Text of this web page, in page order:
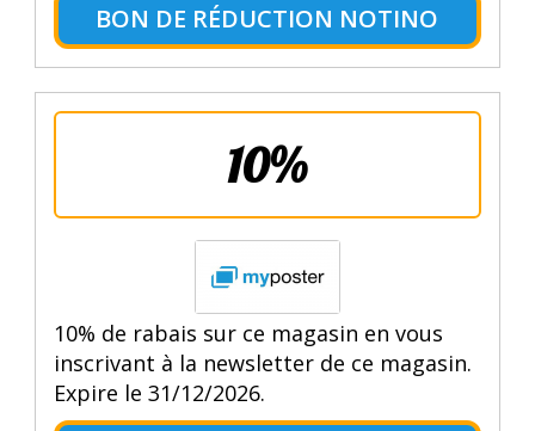
BON DE RÉDUCTION NOTINO
10%
10% de rabais sur ce magasin en vous
inscrivant à la newsletter de ce magasin.
Expire le 31/12/2026.